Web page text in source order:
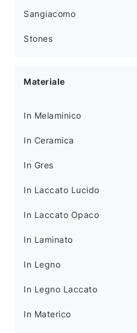
Sangiacomo
Stones
Materiale
In Melaminico
In Ceramica
In Gres
In Laccato Lucido
In Laccato Opaco
In Laminato
In Legno
In Legno Laccato
In Materico